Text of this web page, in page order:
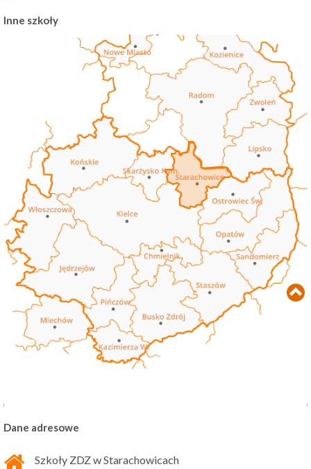
Inne szkoły
Dane adresowe
Szkoły ZDZ w Starachowicach